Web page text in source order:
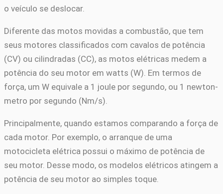
o veículo se deslocar.
Diferente das motos movidas a combustão, que tem
seus motores classificados com cavalos de potência
(CV) ou cilindradas (CC), as motos elétricas medem a
potência do seu motor em watts (W). Em termos de
força, um W equivale a 1 joule por segundo, ou 1 newton-
metro por segundo (Nm/s).
Principalmente, quando estamos comparando a força de
cada motor. Por exemplo, o arranque de uma
motocicleta elétrica possui o máximo de potência de
seu motor. Desse modo, os modelos elétricos atingem a
potência de seu motor ao simples toque.